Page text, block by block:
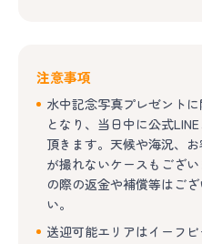
注意事項
水中記念写真プレゼント
となり、当日中に公式
頂きます。天候や海況、
が撮れないケースもござ
の際の返金や補償等はご
い。
送迎可能エリアはイーフビ